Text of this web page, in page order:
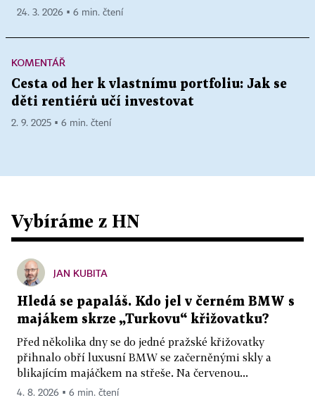
24. 3. 2026 ▪ 6 min. čtení
KOMENTÁŘ
Cesta od her k vlastnímu portfoliu: Jak se
děti rentiérů učí investovat
2. 9. 2025 ▪ 6 min. čtení
Vybíráme z HN
JAN KUBITA
Hledá se papaláš. Kdo jel v černém BMW s
majákem skrze „Turkovu“ křižovatku?
Před několika dny se do jedné pražské křižovatky
přihnalo obří luxusní BMW se začerněnými skly a
blikajícím majáčkem na střeše. Na červenou...
4. 8. 2026 ▪ 6 min. čtení